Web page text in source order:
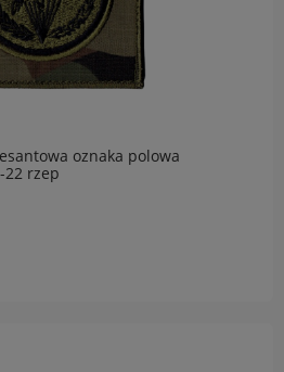
oznaka polowa
22 rzep